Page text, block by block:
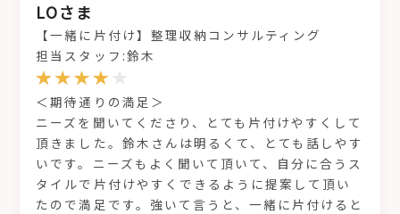
LOさま
【一緒に片付け】整理収納コンサルティング
担当スタッフ:鈴木
＜期待通りの満足＞
ニーズを聞いてくださり、とても片付けやすくして
頂きました。鈴木さんは明るくて、とても話しやす
いです。ニーズもよく聞いて頂いて、自分に合うス
タイルで片付けやすくできるように提案して頂い
たので満足です。強いて言うと、一緒に片付けると